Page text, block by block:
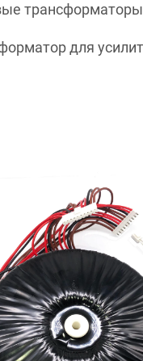
трансформаторы
для